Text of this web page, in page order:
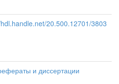
20.500.12701/3803
и диссертации